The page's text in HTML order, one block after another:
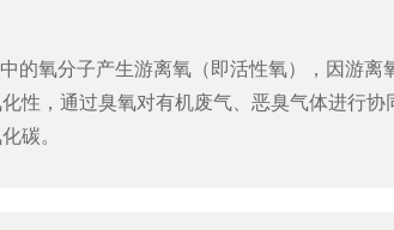
的氧分子产生游离氧（即活性氧），因游离
性，通过臭氧对有机废气、恶臭气体进行
碳。